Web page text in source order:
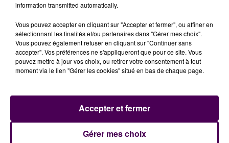
À LA UNE
Gagnez vos pass pour le V and B Fest' 2026 !
11 juillet 2026
information transmitted automatically.
Vous pouvez accepter en cliquant sur "Accepter et fermer", ou affiner en
sélectionnant les finalités et/ou partenaires dans "Gérer mes choix".
Vous pouvez également refuser en cliquant sur "Continuer sans
accepter". Vos préférences ne s'appliqueront que pour ce site. Vous
pouvez mettre à jour vos choix, ou retirer votre consentement à tout
moment via le lien "Gérer les cookies" situé en bas de chaque page.
Gérer mes choix
Accepter et fermer